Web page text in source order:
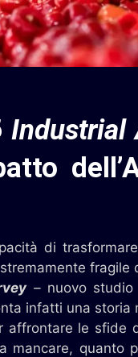
Industrial
di
– nuovo
infatti una
le
mancare, quanto